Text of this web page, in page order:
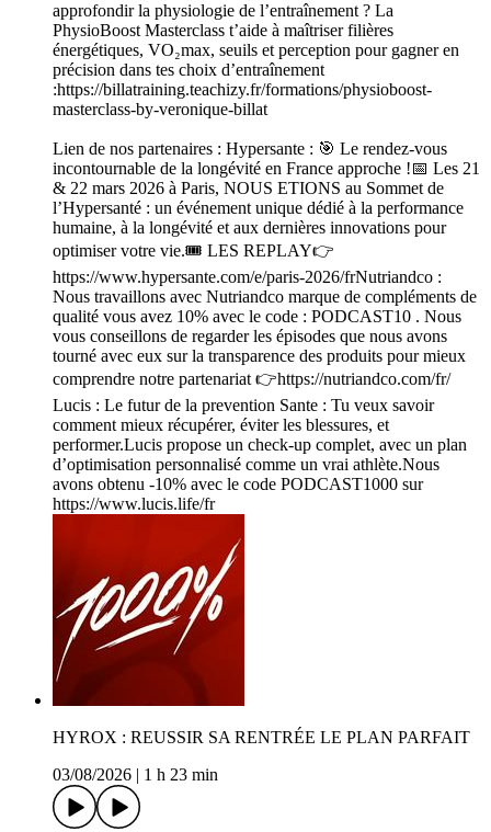
approfondir la physiologie de l’entraînement ? La
PhysioBoost Masterclass t’aide à maîtriser filières
énergétiques, VO₂max, seuils et perception pour gagner en
précision dans tes choix d’entraînement
:https://billatraining.teachizy.fr/formations/physioboost-
masterclass-by-veronique-billat
Lien de nos partenaires : Hypersante : 🎯 Le rendez-vous
incontournable de la longévité en France approche !📅 Les 21
& 22 mars 2026 à Paris, NOUS ETIONS au Sommet de
l’Hypersanté : un événement unique dédié à la performance
humaine, à la longévité et aux dernières innovations pour
optimiser votre vie.🎟️ LES REPLAY👉
https://www.hypersante.com/e/paris-2026/frNutriandco :
Nous travaillons avec Nutriandco marque de compléments de
qualité vous avez 10% avec le code : PODCAST10 . Nous
vous conseillons de regarder les épisodes que nous avons
tourné avec eux sur la transparence des produits pour mieux
comprendre notre partenariat 👉https://nutriandco.com/fr/
Lucis : Le futur de la prevention Sante : Tu veux savoir
comment mieux récupérer, éviter les blessures, et
performer.Lucis propose un check-up complet, avec un plan
d’optimisation personnalisé comme un vrai athlète.Nous
avons obtenu -10% avec le code PODCAST1000 sur
https://www.lucis.life/fr
HYROX : REUSSIR SA RENTRÉE LE PLAN PARFAIT
03/08/2026
1 h 23 min